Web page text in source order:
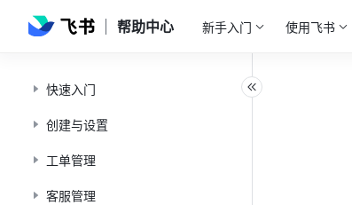
帮助中心 新手入门 使用飞书
快速入门
创建与设置
工单管理
客服管理